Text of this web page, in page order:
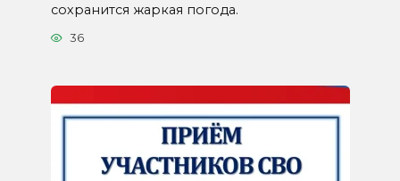
сохранится жаркая погода.
36